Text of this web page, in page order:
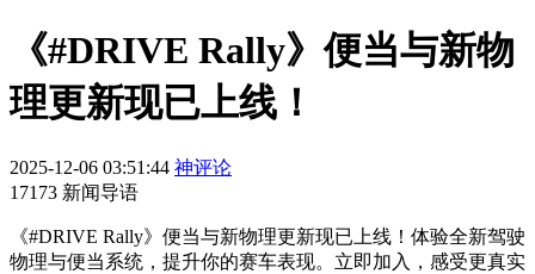
《#DRIVE Rally》便当与新物
理更新现已上线！
2025-12-06 03:51:44 神评论
17173 新闻导语
《#DRIVE Rally》便当与新物理更新现已上线！体验全新驾驶
物理与便当系统，提升你的赛车表现。立即加入，感受更真实